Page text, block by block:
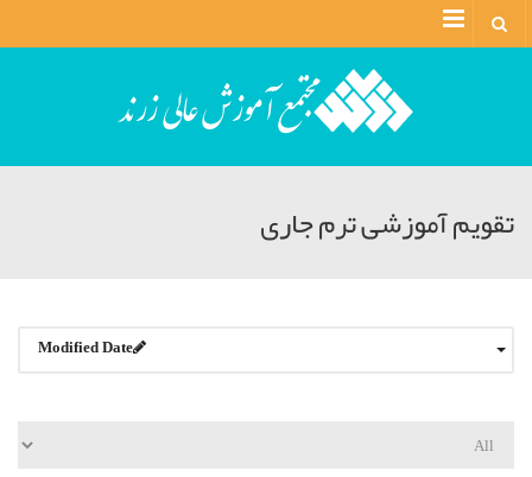
Menu
تقویم آموزشی ترم جاری
Modified Date